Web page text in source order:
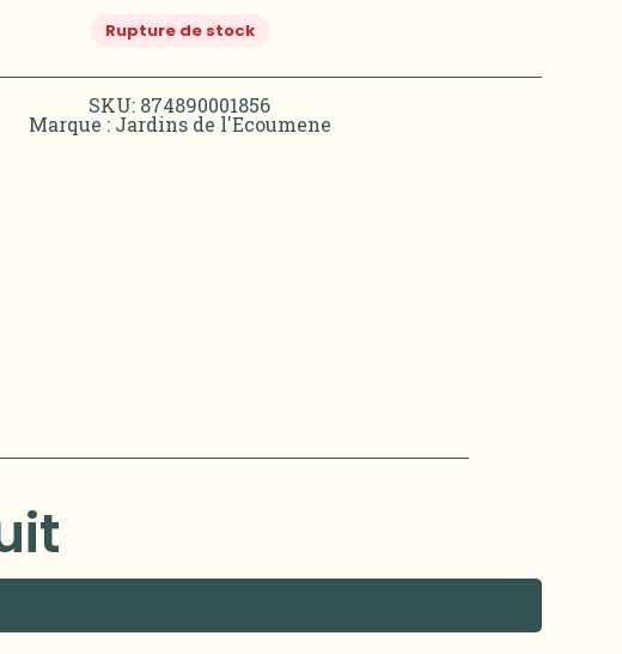
Rupture de stock
SKU: 874890001856
Marque : Jardins de l'Ecoumene